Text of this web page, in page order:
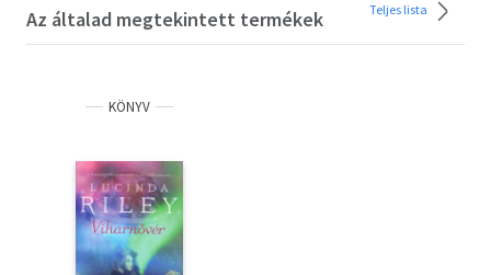
Az általad megtekintett termékek Teljes lista
KÖNYV